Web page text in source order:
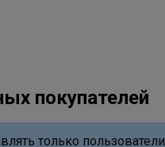
покупателей
только